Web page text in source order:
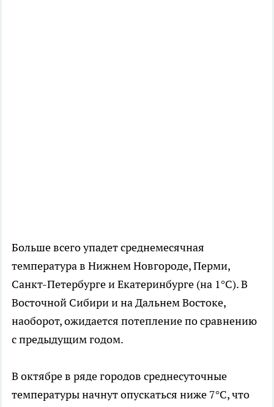
Больше всего упадет среднемесячная
температура в Нижнем Новгороде, Перми,
Санкт-Петербурге и Екатеринбурге (на 1°С). В
Восточной Сибири и на Дальнем Востоке,
наоборот, ожидается потепление по сравнению
с предыдущим годом.
В октябре в ряде городов среднесуточные
температуры начнут опускаться ниже 7°С, что